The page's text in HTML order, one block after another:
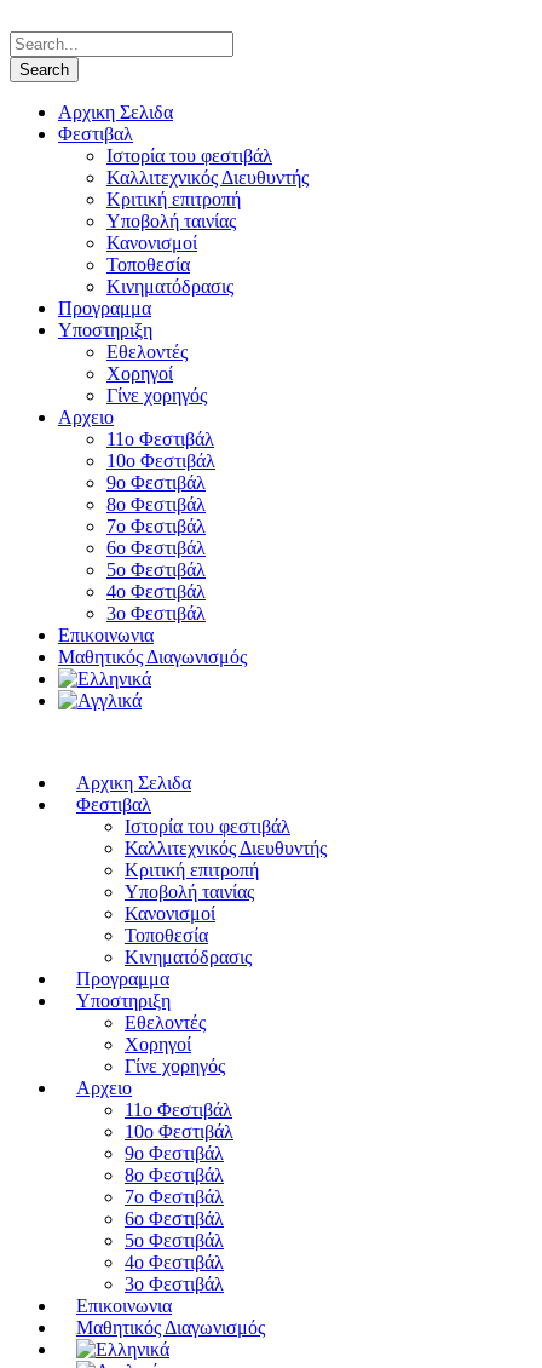
Αρχικη Σελιδα
Φεστιβαλ
Ιστορία του φεστιβάλ
Καλλιτεχνικός Διευθυντής
Κριτική επιτροπή
Υποβολή ταινίας
Κανονισμοί
Τοποθεσία
Κινηματόδρασις
Προγραμμα
Υποστηριξη
Εθελοντές
Χορηγοί
Γίνε χορηγός
Αρχειο
11ο Φεστιβάλ
10ο Φεστιβάλ
9ο Φεστιβάλ
8ο Φεστιβάλ
7ο Φεστιβάλ
6ο Φεστιβάλ
5ο Φεστιβάλ
4ο Φεστιβάλ
3ο Φεστιβάλ
Επικοινωνια
Μαθητικός Διαγωνισμός
Αρχικη Σελιδα
Φεστιβαλ
Ιστορία του φεστιβάλ
Καλλιτεχνικός Διευθυντής
Κριτική επιτροπή
Υποβολή ταινίας
Κανονισμοί
Τοποθεσία
Κινηματόδρασις
Προγραμμα
Υποστηριξη
Εθελοντές
Χορηγοί
Γίνε χορηγός
Αρχειο
11ο Φεστιβάλ
10ο Φεστιβάλ
9ο Φεστιβάλ
8ο Φεστιβάλ
7ο Φεστιβάλ
6ο Φεστιβάλ
5ο Φεστιβάλ
4ο Φεστιβάλ
3ο Φεστιβάλ
Επικοινωνια
Μαθητικός Διαγωνισμός